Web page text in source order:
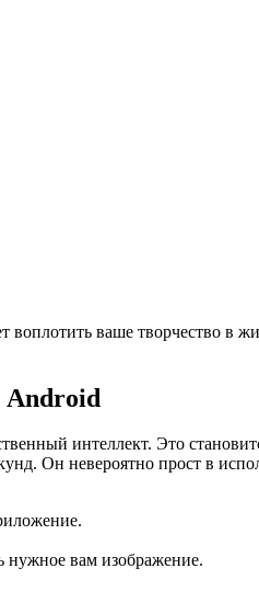
ваше творчество в
Android
интеллект. Это
Он невероятно прост в
нужное вам изображение.